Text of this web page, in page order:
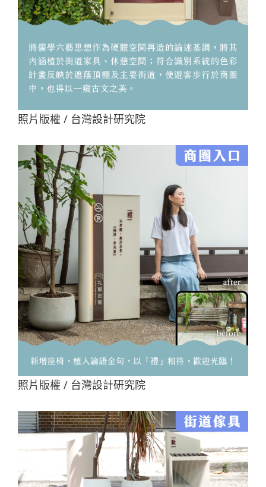
照片版權 / 台灣設計研究院
照片版權 / 台灣設計研究院